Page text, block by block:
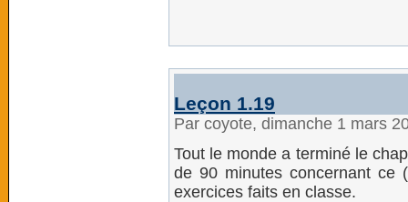
Leçon 1.19
Par coyote, dimanche 1 mars
Tout le monde a terminé le
de 90 minutes concernant ce
exercices faits en classe.